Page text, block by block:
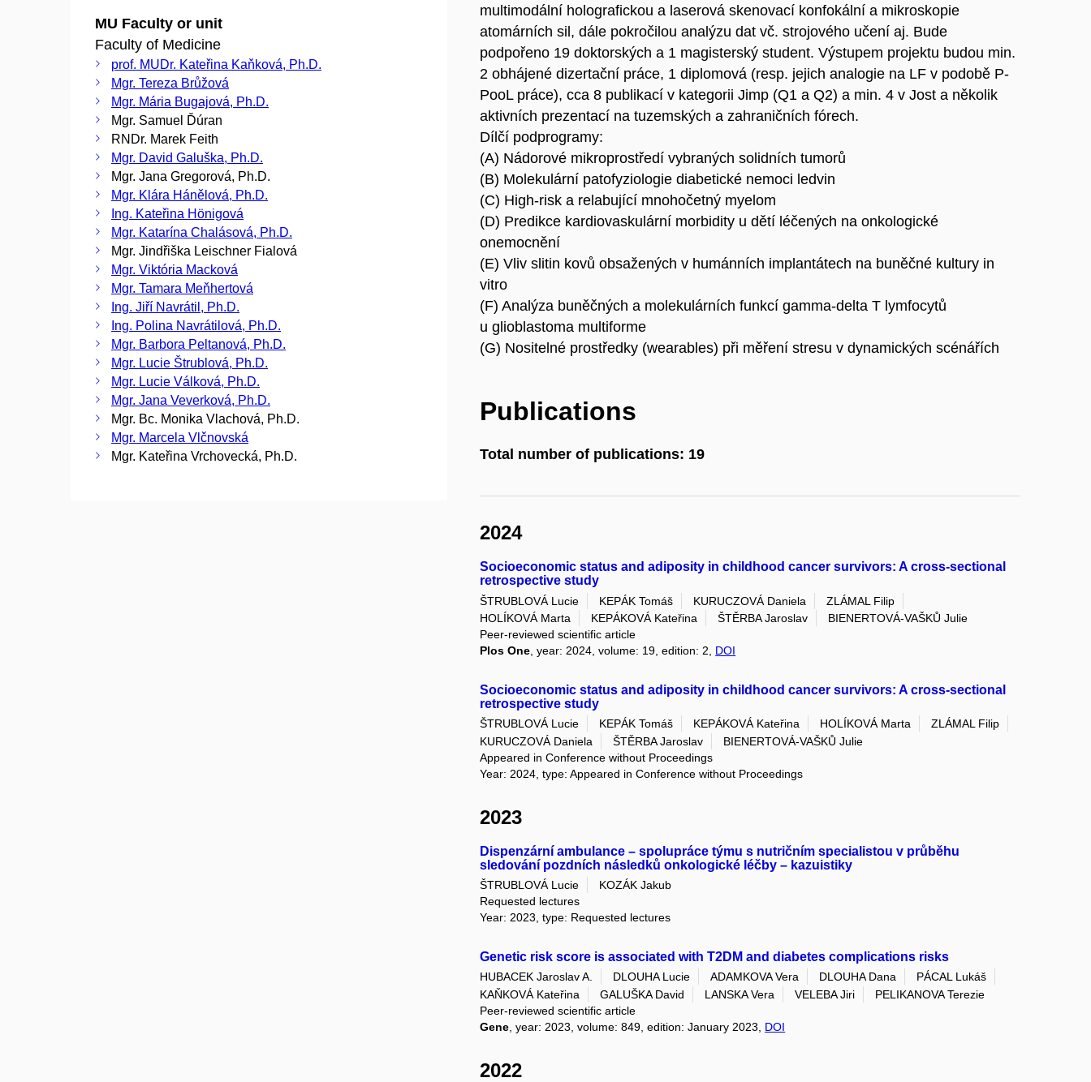
MU Faculty or unit
Faculty of Medicine
prof. MUDr. Kateřina Kaňková, Ph.D.
Mgr. Tereza Brůžová
Mgr. Mária Bugajová, Ph.D.
Mgr. Samuel Ďúran
RNDr. Marek Feith
Mgr. David Galuška, Ph.D.
Mgr. Jana Gregorová, Ph.D.
Mgr. Klára Hánělová, Ph.D.
Ing. Kateřina Hönigová
Mgr. Katarína Chalásová, Ph.D.
Mgr. Jindřiška Leischner Fialová
Mgr. Viktória Macková
Mgr. Tamara Meňhertová
Ing. Jiří Navrátil, Ph.D.
Ing. Polina Navrátilová, Ph.D.
Mgr. Barbora Peltanová, Ph.D.
Mgr. Lucie Štrublová, Ph.D.
Mgr. Lucie Válková, Ph.D.
Mgr. Jana Veverková, Ph.D.
Mgr. Bc. Monika Vlachová, Ph.D.
Mgr. Marcela Vlčnovská
Mgr. Kateřina Vrchovecká, Ph.D.
multimodální holografickou a laserová skenovací konfokální a mikroskopie
atomárních sil, dále pokročilou analýzu dat vč. strojového učení aj. Bude
podpořeno 19 doktorských a 1 magisterský student. Výstupem projektu budou min.
2 obhájené dizertační práce, 1 diplomová (resp. jejich analogie na LF v podobě P-
PooL práce), cca 8 publikací v kategorii Jimp (Q1 a Q2) a min. 4 v Jost a několik
aktivních prezentací na tuzemských a zahraničních fórech.
Dílčí podprogramy:
(A) Nádorové mikroprostředí vybraných solidních tumorů
(B) Molekulární patofyziologie diabetické nemoci ledvin
(C) High-risk a relabující mnohočetný myelom
(D) Predikce kardiovaskulární morbidity u dětí léčených na onkologické
onemocnění
(E) Vliv slitin kovů obsažených v humánních implantátech na buněčné kultury in
vitro
(F) Analýza buněčných a molekulárních funkcí gamma-delta T lymfocytů
u glioblastoma multiforme
(G) Nositelné prostředky (wearables) při měření stresu v dynamických scénářích
Publications
Total number of publications: 19
2024
Socioeconomic status and adiposity in childhood cancer survivors: A cross-sectional
retrospective study
ŠTRUBLOVÁ Lucie KEPÁK Tomáš KURUCZOVÁ Daniela
ZLÁMAL Filip
HOLÍKOVÁ Marta
KEPÁKOVÁ Kateřina ŠTĚRBA Jaroslav
BIENERTOVÁ-VAŠKŮ Julie
Peer-reviewed scientific article
Plos One , year: 2024, volume: 19, edition: 2, DOI
Socioeconomic status and adiposity in childhood cancer survivors: A cross-sectional
retrospective study
ŠTRUBLOVÁ Lucie KEPÁK Tomáš KEPÁKOVÁ Kateřina HOLÍKOVÁ Marta
ZLÁMAL Filip
KURUCZOVÁ Daniela
ŠTĚRBA Jaroslav
BIENERTOVÁ-VAŠKŮ Julie
Appeared in Conference without Proceedings
Year: 2024, type: Appeared in Conference without Proceedings
2023
Dispenzární ambulance – spolupráce týmu s nutričním specialistou v průběhu
sledování pozdních následků onkologické léčby – kazuistiky
ŠTRUBLOVÁ Lucie
KOZÁK Jakub
Requested lectures
Year: 2023, type: Requested lectures
Genetic risk score is associated with T2DM and diabetes complications risks
HUBACEK Jaroslav A. DLOUHA Lucie ADAMKOVA Vera DLOUHA Dana
PÁCAL Lukáš
KAŇKOVÁ Kateřina
GALUŠKA David LANSKA Vera VELEBA Jiri
PELIKANOVA Terezie
Peer-reviewed scientific article
Gene , year: 2023, volume: 849, edition: January 2023, DOI
2022